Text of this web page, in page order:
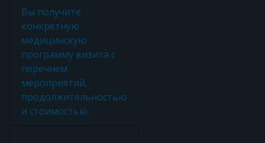
Вы получите
конкретную
медицинскую
программу визита с
перечнем
мероприятий,
продолжительностью
и стоимостью.